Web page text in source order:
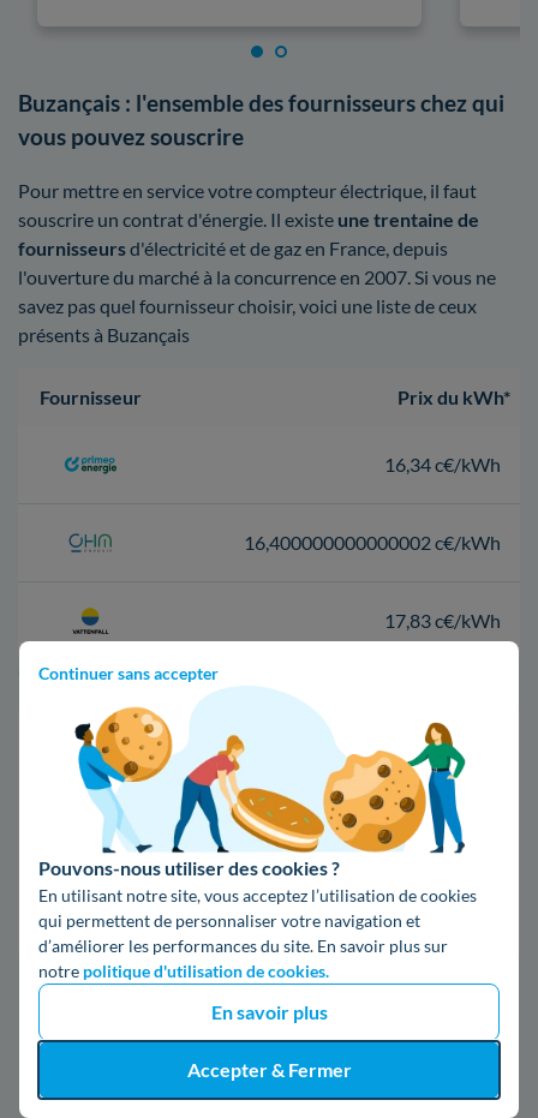
Continuer sans accepter
Pouvons-nous utiliser des cookies ?
En utilisant notre site, vous acceptez l’utilisation de cookies
qui permettent de personnaliser votre navigation et
d’améliorer les performances du site. En savoir plus sur
notre politique d'utilisation de cookies.
En savoir plus
Accepter & Fermer
Buzançais : l'ensemble des fournisseurs chez qui
vous pouvez souscrire
Pour mettre en service votre compteur électrique, il faut
souscrire un contrat d'énergie. Il existe une trentaine de
fournisseursd'électricité et de gaz en France, depuis
l'ouverture du marché à la concurrence en 2007. Si vous ne
savez pas quel fournisseur choisir, voici une liste de ceux
présents à Buzançais
Fournisseur Prix du kWh*
16,34 c€/kWh
16,400000000000002 c€/kWh
17,83 c€/kWh
*Prix TTC pour un forfait base d’une puissance de 6 kVA
Infos / souscriptions
(appel non surtaxé)
09 78 46 71 74
Comparer les offres
5. En savoir plus à propos d'Enedis à
Buzançais